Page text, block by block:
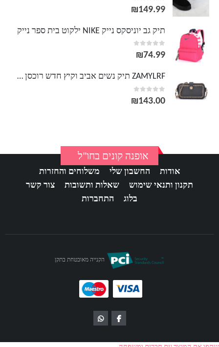
0
out of 5
₪149.99
תיק גב יוניסקס נייק NIKE ילקוט בית ספר נייק
0
out of 5
₪74.99
ZAMYLRF תיק נשים אביב וקיץ חדש רוכסן כפול כתף אחת שליח תיק מרובע קטן טרנד קלאץ' שרשרת פשוטה
0
out of 5
₪143.00
אופנה קונים בחו"ל
אודות החשבון שלי
משלוחים והחזרות
תקנון ותנאי שימוש
שאלות ותשובות
צור קשר
בלוג
התחברות
הקנייה מאובטחת בתקן